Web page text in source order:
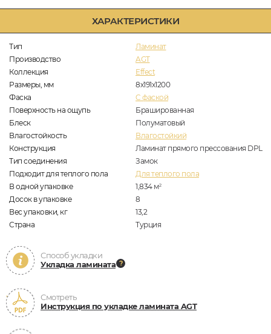
ХАРАКТЕРИСТИКИ
Тип
Ламинат
Производство
AGT
Коллекция
Effect
Размеры, мм
8х191х1200
Фаска
C фаской
Поверхность на ощупь
Брашированная
Блеск
Полуматовый
Влагостойкость
Влагостойкий
Конструкция
Ламинат прямого прессования DPL
Тип соединения
Замок
Подходит для теплого пола
Для теплого пола
В одной упаковке
1,834 м2
Досок в упаковке
8
Вес упаковки, кг
13,2
Страна
Турция
Способ укладки
Укладка ламината
Смотреть
Инструкция по укладке ламината AGT